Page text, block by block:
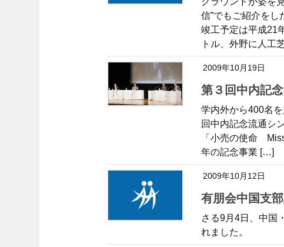
信”でもご紹介をし
竣工予定は平成21
トル、外野に人工
2009年10月19日
第３回中内
学内外から400名
回中内記念流通シ
「小売の使命
年の記念事業 […]
2009年10月12日
有朋会中国支
さる9月4日、中国
れました。